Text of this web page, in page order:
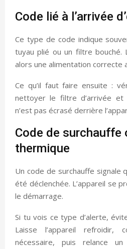
Code lié à l’arrivée
Ce type de code indique
tuyau plié ou un filtre bouché.
alors une alimentation correcte
Ce qu’il faut faire ensuite :
nettoyer le filtre d’arrivée et
n’est pas écrasé derrière
Code de surchauffe
thermique
Un code de surchauffe signale
été déclenchée. L’appareil se
le démarrage.
Si tu vois ce type d’alerte,
Laisse l’appareil refroidir,
nécessaire, puis relance